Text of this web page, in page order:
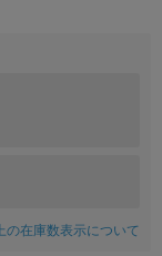
の在庫数表示について